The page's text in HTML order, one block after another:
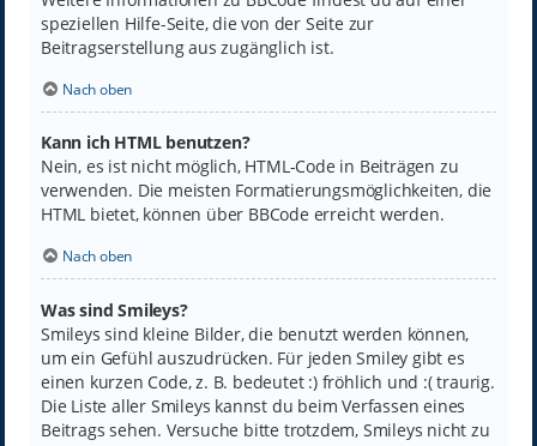
speziellen Hilfe-Seite, die von der Seite zur
Beitragserstellung aus zugänglich ist.
Nach oben
Kann ich HTML benutzen?
Nein, es ist nicht möglich, HTML-Code in Beiträgen zu
verwenden. Die meisten Formatierungsmöglichkeiten, die
HTML bietet, können über BBCode erreicht werden.
Nach oben
Was sind Smileys?
Smileys sind kleine Bilder, die benutzt werden können,
um ein Gefühl auszudrücken. Für jeden Smiley gibt es
einen kurzen Code, z. B. bedeutet :) fröhlich und :( traurig.
Die Liste aller Smileys kannst du beim Verfassen eines
Beitrags sehen. Versuche bitte trotzdem, Smileys nicht zu